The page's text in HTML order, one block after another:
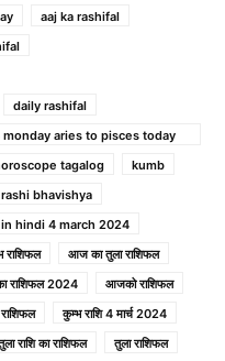
aaj ka rashifal
daily rashifal
aries to pisces today
tagalog
kumb
rashi bhavishya
hindi 4 march 2024
आज का तुला राशिफल
राशिफल 2024
आजको राशिफल
कुम्भ राशि 4 मार्च 2024
राशि का राशिफल
तुला राशिफल